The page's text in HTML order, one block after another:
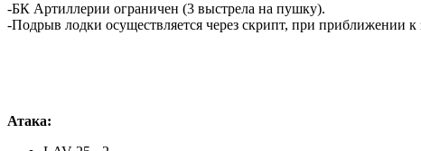
-БК Артиллерии ограничен (3 выстрела на пушку).
-Подрыв лодки осуществляется через скрипт, при приближении к
Атака: